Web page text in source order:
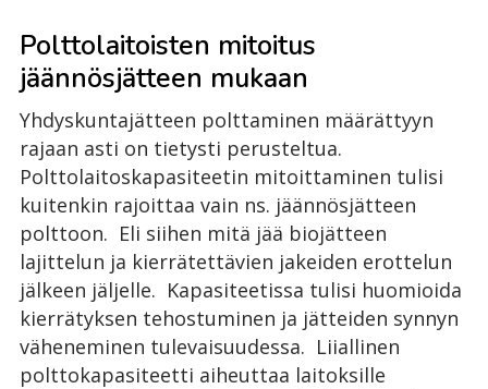
Polttolaitoisten mitoitus
jäännösjätteen mukaan
Yhdyskuntajätteen polttaminen määrättyyn
rajaan asti on tietysti perusteltua.
Polttolaitoskapasiteetin mitoittaminen tulisi
kuitenkin rajoittaa vain ns. jäännösjätteen
polttoon. Eli siihen mitä jää biojätteen
lajittelun ja kierrätettävien jakeiden erottelun
jälkeen jäljelle. Kapasiteetissa tulisi huomioida
kierrätyksen tehostuminen ja jätteiden synnyn
väheneminen tulevaisuudessa. Liiallinen
polttokapasiteetti aiheuttaa laitoksille